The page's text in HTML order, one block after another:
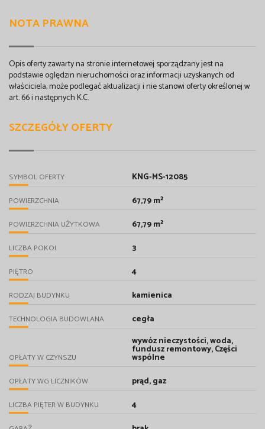
NOTA PRAWNA
Opis oferty zawarty na stronie internetowej sporządzany jest na
podstawie oględzin nieruchomości oraz informacji uzyskanych od
właściciela, może podlegać aktualizacji i nie stanowi oferty określonej w
art. 66 i następnych K.C.
SZCZEGÓŁY OFERTY
SYMBOL OFERTY KNG-MS-12085
POWIERZCHNIA 67,79 m²
POWIERZCHNIA UŻYTKOWA 67,79 m²
LICZBA POKOI 3
PIĘTRO 4
RODZAJ BUDYNKU kamienica
TECHNOLOGIA BUDOWLANA cegła
OPŁATY W CZYNSZU
wywóz nieczystości, woda,
fundusz remontowy, Części
wspólne
OPŁATY WG LICZNIKÓW prąd, gaz
LICZBA PIĘTER W BUDYNKU 4